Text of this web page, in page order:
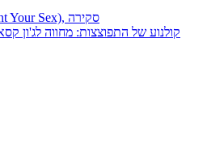
״בוסית בהפרעה״ (I Want Your Sex), סקירה
קולנוע של התפוצצות: מחווה לג'ון